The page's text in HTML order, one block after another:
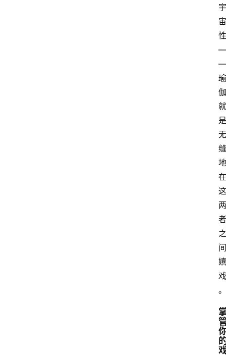
宇
宙
性
—
—
瑜
伽
就
是
无
缝
地
在
这
两
者
之
间
嬉
戏
。